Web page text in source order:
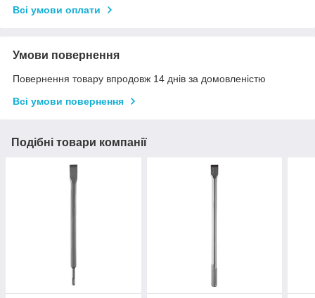
Всі умови оплати
Умови повернення
Повернення товару впродовж 14 днів за домовленістю
Всі умови повернення
Подібні товари компанії